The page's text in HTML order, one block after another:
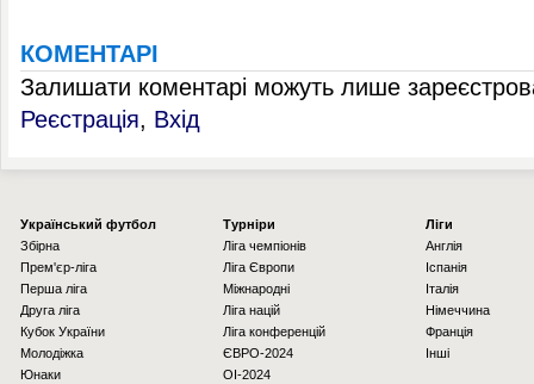
КОМЕНТАРІ
Залишати коментарі можуть лише
Реєстрація, Вхід
Українcький футбол
Збірна
Прем'єр-ліга
Перша ліга
Друга ліга
Кубок України
Молодіжка
Юнаки
Турніри
Ліга чемпіонів
Ліга Європи
Міжнародні
Ліга націй
Ліга конференцій
ЄВРО-2024
OI-2024
Ліги
Англія
Іспанія
Італія
Німеччина
Франція
Інші